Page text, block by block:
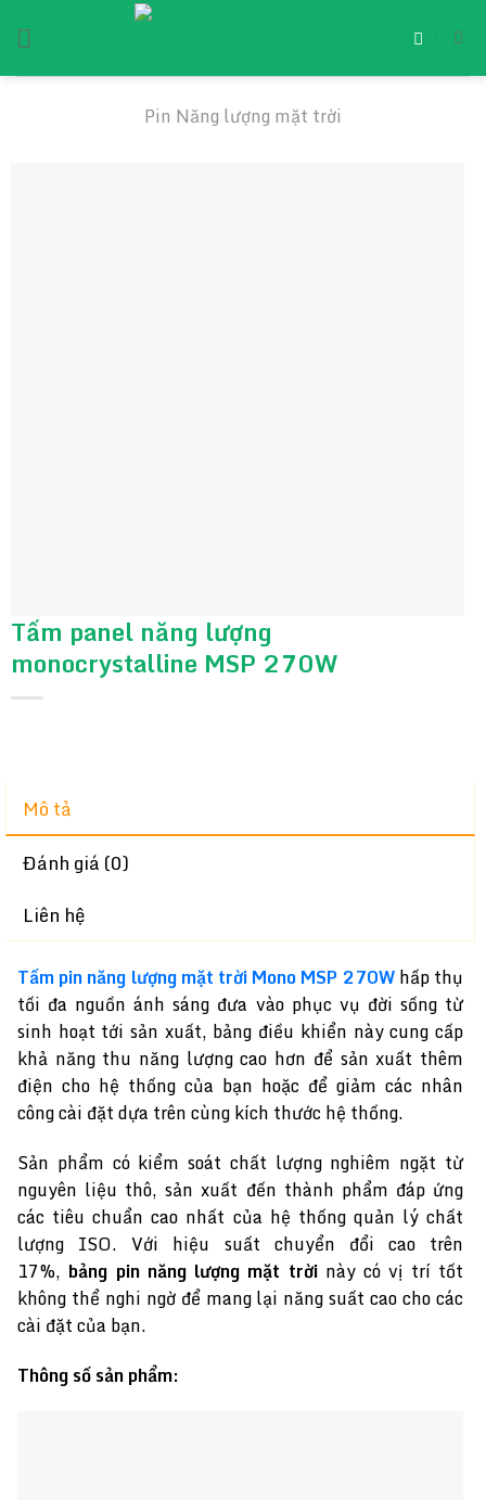
đến
Pin Năng lượng mặt trời
Tấm panel năng lượng
monocrystalline MSP 270W
Mô tả
Đánh giá (0)
Liên hệ
Tấm pin năng lượng mặt trời Mono MSP 270Whấp thụ
tối đa nguồn ánh sáng đưa vào phục vụ đời sống từ
sinh hoạt tới sản xuất, bảng điều khiển này cung cấp
khả năng thu năng lượng cao hơn để sản xuất thêm
điện cho hệ thống của bạn hoặc để giảm các nhân
công cài đặt dựa trên cùng kích thước hệ thống.
Sản phẩm có kiểm soát chất lượng nghiêm ngặt từ
nguyên liệu thô, sản xuất đến thành phẩm đáp ứng
các tiêu chuẩn cao nhất của hệ thống quản lý chất
lượng ISO. Với hiệu suất chuyển đổi cao trên
17%, bảng pin năng lượng mặt trờinày có vị trí tốt
không thể nghi ngờ để mang lại năng suất cao cho các
cài đặt của bạn.
Thông số sản phẩm: